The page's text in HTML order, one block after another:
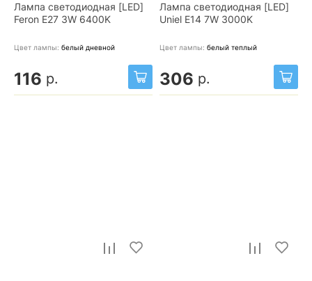
Лампа светодиодная [LED]
Feron E27 3W 6400K
Цвет лампы: белый дневной
116 р.
Лампа светодиодная [LED]
Uniel E14 7W 3000K
Цвет лампы: белый теплый
306 р.